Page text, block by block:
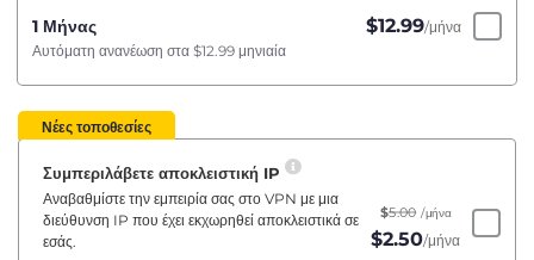
1 Μήνας $12.99/μήνα
Αυτόματη ανανέωση στα $12.99 μηνιαία
Νέες τοποθεσίες
Συμπεριλάβετε αποκλειστική IP
Αναβαθμίστε την εμπειρία σας στο VPN με μια
διεύθυνση IP που έχει εκχωρηθεί αποκλειστικά σε
εσάς.
$5.00 /μήνα
$2.50/μήνα